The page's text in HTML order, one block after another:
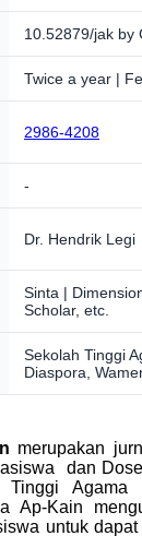
10.52879/jak by
Twice a year |
2986-4208
-
Dr. Hendrik Legi
Sinta |
Scholar, etc.
Sekolah Tinggi
Diaspora,
merupakan
dan
Agama
Ap-Kain
untuk dapat